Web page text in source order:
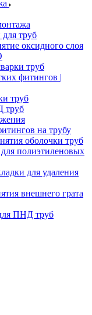
труб
оксидного слоя
труб
фитингов |
труб
труб
на трубу
оболочки труб
полиэтиленовых
для удаления
внешнего грата
ПНД труб